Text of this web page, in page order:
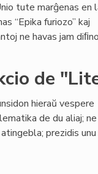
tute marĝenas en
“Epika furiozo” kaj
ne havas jam
de
hieraŭ vespere
de du aliaj; ne
prezidis